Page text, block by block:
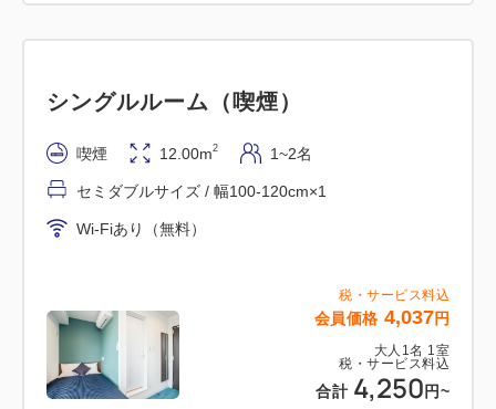
税・サービス料込
会員価格 4,037円
大人 1 名 1 室
税・サービス料込
合計 4,250 円~
シングルルーム（喫煙）
喫煙 12.00m2 1~2名
セミダブルサイズ / 幅100-120cm×1
Wi-Fiあり（無料）